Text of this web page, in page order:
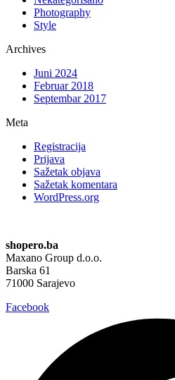
Photography
Style
Archives
Juni 2024
Februar 2018
Septembar 2017
Meta
Registracija
Prijava
Sažetak objava
Sažetak komentara
WordPress.org
shopero.ba
Maxano Group d.o.o.
Barska 61
71000 Sarajevo
Facebook